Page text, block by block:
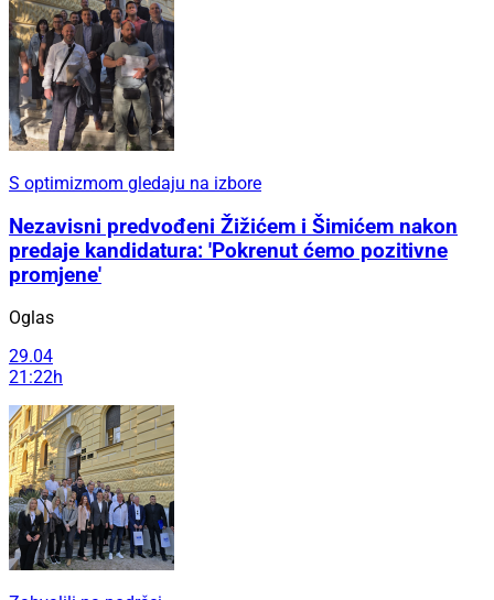
S optimizmom gledaju na izbore
Nezavisni predvođeni Žižićem i Šimićem nakon
predaje kandidatura: 'Pokrenut ćemo pozitivne
promjene'
Oglas
29.04
21:22h